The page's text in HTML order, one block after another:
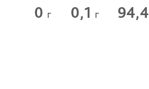
0 г 0,1 г 94,4